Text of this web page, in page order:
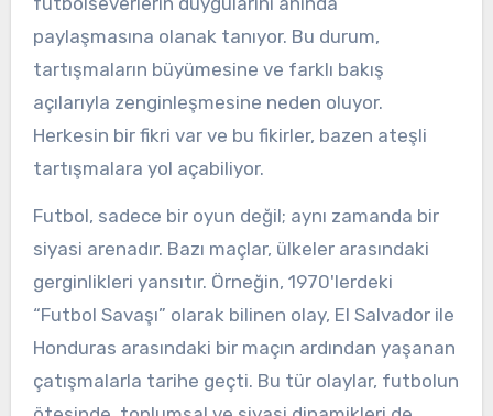
paylaşmasına olanak tanıyor. Bu durum,
tartışmaların büyümesine ve farklı bakış
açılarıyla zenginleşmesine neden oluyor.
Herkesin bir fikri var ve bu fikirler, bazen ateşli
tartışmalara yol açabiliyor.
Futbol, sadece bir oyun değil; aynı zamanda bir
siyasi arenadır. Bazı maçlar, ülkeler arasındaki
gerginlikleri yansıtır. Örneğin, 1970'lerdeki
“Futbol Savaşı” olarak bilinen olay, El Salvador ile
Honduras arasındaki bir maçın ardından yaşanan
çatışmalarla tarihe geçti. Bu tür olaylar, futbolun